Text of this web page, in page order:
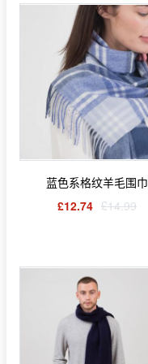
蓝色系格纹羊毛围巾
£12.74 £14.99